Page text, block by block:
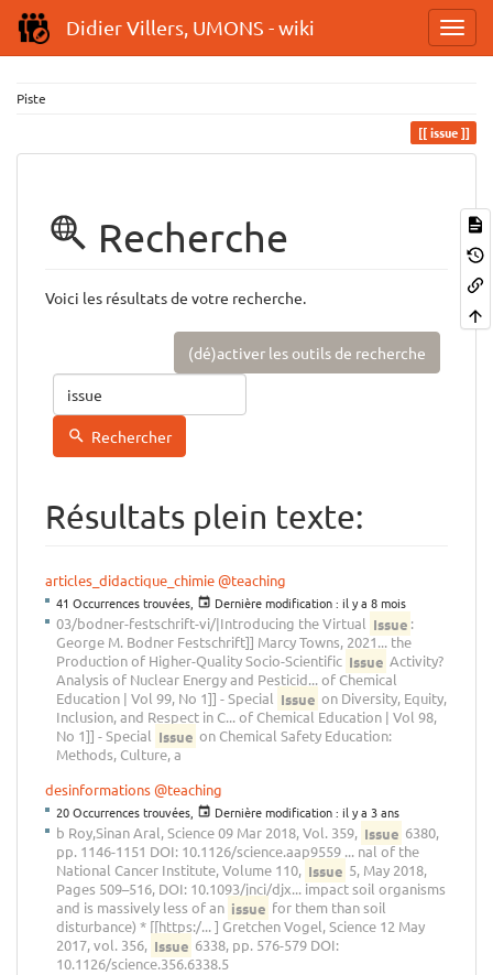
Didier Villers, UMONS - wiki
Piste
issue
Recherche
Voici les résultats de votre recherche.
(dé)activer les outils de recherche
Rechercher
Résultats plein texte:
articles_didactique_chimie@teaching
41 Occurrences trouvées, Dernière modification : il y a 8 mois
03/bodner-festschrift-vi/|Introducing the Virtual Issue :
George M. Bodner Festschrift]] Marcy Towns, 2021... the
Production of Higher-Quality Socio-Scientific Issue Activity?
Analysis of Nuclear Energy and Pesticid... of Chemical
Education | Vol 99, No 1]] - Special Issue on Diversity, Equity,
Inclusion, and Respect in C... of Chemical Education | Vol 98,
No 1]] - Special Issue on Chemical Safety Education:
Methods, Culture, a
desinformations@teaching
20 Occurrences trouvées, Dernière modification : il y a 3 ans
b Roy,Sinan Aral, Science 09 Mar 2018, Vol. 359, Issue 6380,
pp. 1146-1151 DOI: 10.1126/science.aap9559 ... nal of the
National Cancer Institute, Volume 110, Issue 5, May 2018,
Pages 509–516, DOI: 10.1093/jnci/djx... impact soil organisms
and is massively less of an issue for them than soil
disturbance) * [[https:/... ] Gretchen Vogel, Science 12 May
2017, vol. 356, Issue 6338, pp. 576-579 DOI:
10.1126/science.356.6338.5